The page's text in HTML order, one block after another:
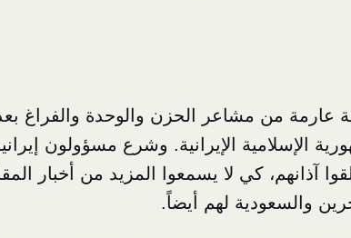
عارمة من مشاعر الحزن والوحدة والفراغ
الإسلامية الإيرانية. وشرع مسؤولون
آذانهم، كي لا يسمعوا المزيد من أخبار
والسعودية لهم أيضاً.